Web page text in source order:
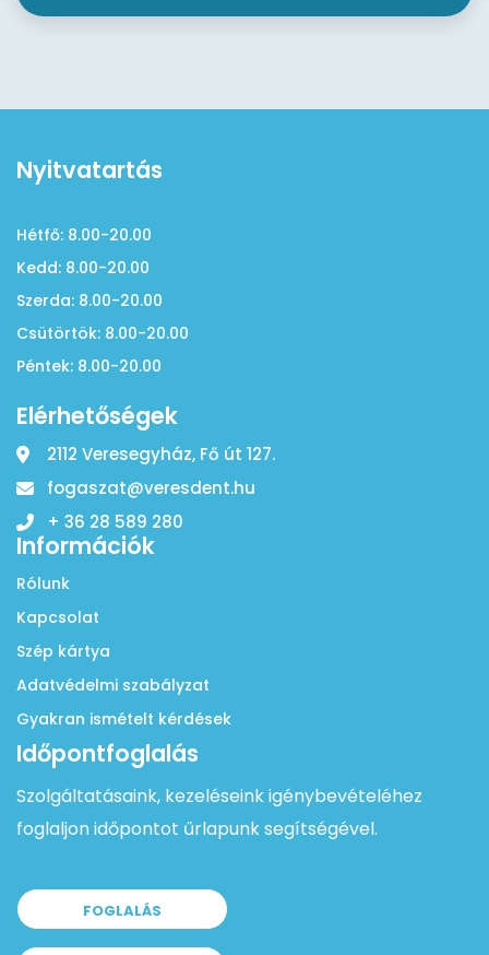
Nyitvatartás
Hétfő: 8.00-20.00
Kedd: 8.00-20.00
Szerda: 8.00-20.00
Csütörtök: 8.00-20.00
Péntek: 8.00-20.00
Elérhetőségek
2112 Veresegyház, Fő út 127.
fogaszat@veresdent.hu
+ 36 28 589 280
Információk
Rólunk
Kapcsolat
Szép kártya
Adatvédelmi szabályzat
Gyakran ismételt kérdések
Időpontfoglalás
Szolgáltatásaink, kezeléseink igénybevételéhez
foglaljon időpontot űrlapunk segítségével.
FOGLALÁS